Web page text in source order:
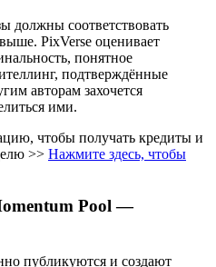
должны соответствовать
PixVerse оценивает
понятное
подтверждённые
авторам захочется
ими.
чтобы получать кредиты и
>> Нажмите здесь, чтобы
Pool —
публикуются и создают